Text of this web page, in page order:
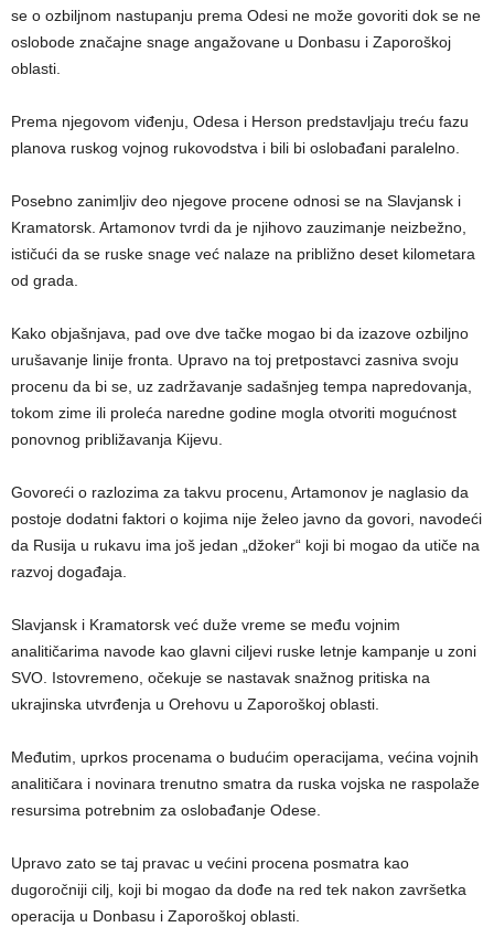
se o ozbiljnom nastupanju prema Odesi ne može govoriti dok se ne
oslobode značajne snage angažovane u Donbasu i Zaporoškoj
oblasti.
Prema njegovom viđenju, Odesa i Herson predstavljaju treću fazu
planova ruskog vojnog rukovodstva i bili bi oslobađani paralelno.
Posebno zanimljiv deo njegove procene odnosi se na Slavjansk i
Kramatorsk. Artamonov tvrdi da je njihovo zauzimanje neizbežno,
ističući da se ruske snage već nalaze na približno deset kilometara
od grada.
Kako objašnjava, pad ove dve tačke mogao bi da izazove ozbiljno
urušavanje linije fronta. Upravo na toj pretpostavci zasniva svoju
procenu da bi se, uz zadržavanje sadašnjeg tempa napredovanja,
tokom zime ili proleća naredne godine mogla otvoriti mogućnost
ponovnog približavanja Kijevu.
Govoreći o razlozima za takvu procenu, Artamonov je naglasio da
postoje dodatni faktori o kojima nije želeo javno da govori, navodeći
da Rusija u rukavu ima još jedan „džoker“ koji bi mogao da utiče na
razvoj događaja.
Slavjansk i Kramatorsk već duže vreme se među vojnim
analitičarima navode kao glavni ciljevi ruske letnje kampanje u zoni
SVO. Istovremeno, očekuje se nastavak snažnog pritiska na
ukrajinska utvrđenja u Orehovu u Zaporoškoj oblasti.
Međutim, uprkos procenama o budućim operacijama, većina vojnih
analitičara i novinara trenutno smatra da ruska vojska ne raspolaže
resursima potrebnim za oslobađanje Odese.
Upravo zato se taj pravac u većini procena posmatra kao
dugoročniji cilj, koji bi mogao da dođe na red tek nakon završetka
operacija u Donbasu i Zaporoškoj oblasti.